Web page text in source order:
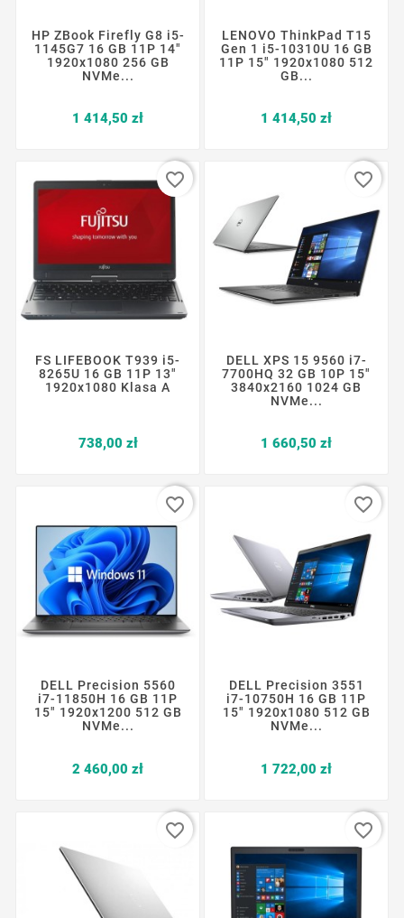
HP ZBook Firefly G8 i5-
1145G7 16 GB 11P 14"
1920x1080 256 GB
NVMe...
1 414,50 złCena
LENOVO ThinkPad T15
Gen 1 i5-10310U 16 GB
11P 15" 1920x1080 512
GB...
1 414,50 złCena
FS LIFEBOOK T939 i5-
8265U 16 GB 11P 13"
1920x1080 Klasa A
738,00 złCena
favorite_border
DELL XPS 15 9560 i7-
7700HQ 32 GB 10P 15"
3840x2160 1024 GB
NVMe...
1 660,50 złCena
favorite_border
DELL Precision 5560
i7-11850H 16 GB 11P
15" 1920x1200 512 GB
NVMe...
2 460,00 złCena
favorite_border
DELL Precision 3551
i7-10750H 16 GB 11P
15" 1920x1080 512 GB
NVMe...
1 722,00 złCena
favorite_border
favorite_border favorite_border